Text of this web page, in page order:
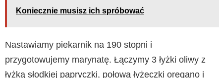
Koniecznie musisz ich spróbować
Nastawiamy piekarnik na 190 stopni i
przygotowujemy marynatę. Łączymy 3 łyżki oliwy z
łyżką słodkiej papryczki, połową łyżeczki oregano i